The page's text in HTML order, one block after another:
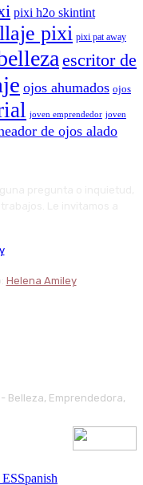
pixi h2o skintint
pixi pixi pat away
escritor de
ojos ahumados ojos
joven emprendedor joven
de ojos alado
Helena Amiley
Belleza, Emprendedora,
Spanish